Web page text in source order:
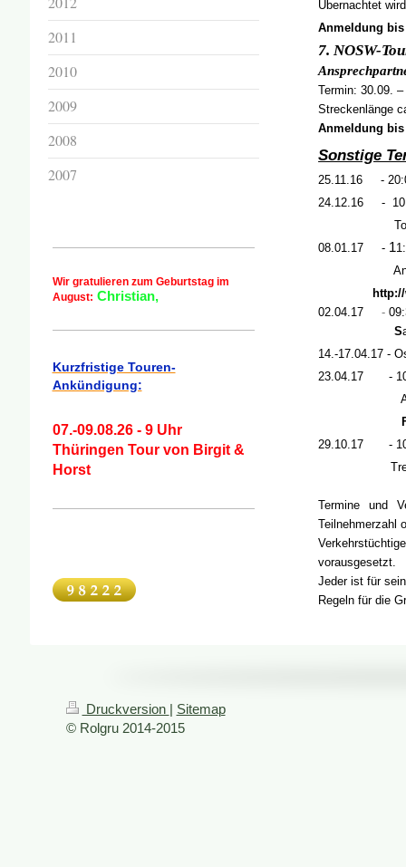
Übernachtet
Anmeldung bis
7. NOSW-
Termin: 30.09.
Streckenlänge
Anmeldung bis
Sonstige
25.11.16- 2
24.12.16 - 1
08.01.17 - 1
http://
02.04.17
-
S
14.-17.04.17 -
23.04.17
-
29.10.17
-
Termine und
Teilnehmerzahl
vorausgesetzt.
Jeder ist für
Regeln für die
2011
2010
2009
2008
2007
Wir gratulieren zum Geburtstag im
August: Christian,
Kurzfristige Touren-
Ankündigung:
07.-09.08.26 - 9 Uhr
Thüringen Tour von Birgit &
Horst
Druckversion | Sitemap
© Rolgru 2014-2015